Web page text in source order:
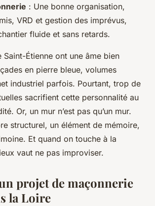
: Une bonne organisation,
VRD et gestion des imprévus,
fluide et sans retards.
Saint-Étienne ont une âme bien
en pierre bleue, volumes
industriel parfois. Pourtant, trop de
sacrifient cette personnalité au
Or, un mur n’est pas qu’un mur.
structurel, un élément de mémoire,
Et quand on touche à la
vaut ne pas improviser.
projet de maçonnerie
la Loire